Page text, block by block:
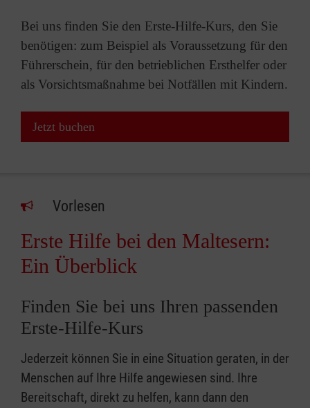
Bei uns finden Sie den Erste-Hilfe-Kurs, den Sie
benötigen: zum Beispiel als Voraussetzung für den
Führerschein, für den betrieblichen Ersthelfer oder
als Vorsichtsmaßnahme bei Notfällen mit Kindern.
Jetzt buchen
Vorlesen
Erste Hilfe bei den Maltesern:
Ein Überblick
Finden Sie bei uns Ihren passenden
Erste-Hilfe-Kurs
Jederzeit können Sie in eine Situation geraten, in der
Menschen auf Ihre Hilfe angewiesen sind. Ihre
Bereitschaft, direkt zu helfen, kann dann den